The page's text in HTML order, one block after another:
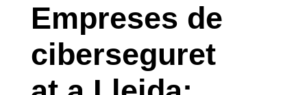
Empreses de
ciberseguret